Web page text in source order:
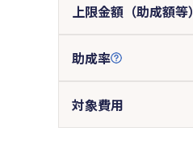
上限金額（助成額等）
助成率
対象費用